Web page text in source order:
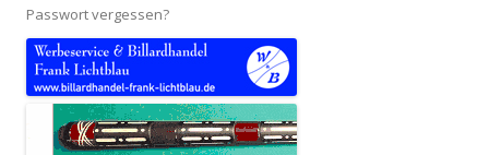
Passwort vergessen?